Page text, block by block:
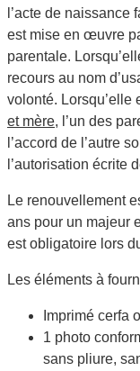
l’acte de
est mise en œuvre
parentale.
recours au nom
volonté. Lorsqu’elle
et mère, l’un des
l’accord de l’autre
l’autorisation écrite
Le renouvellement
ans pour un majeur
est obligatoire lors
Les éléments à
Imprimé cerfa
1 photo
sans pliure,